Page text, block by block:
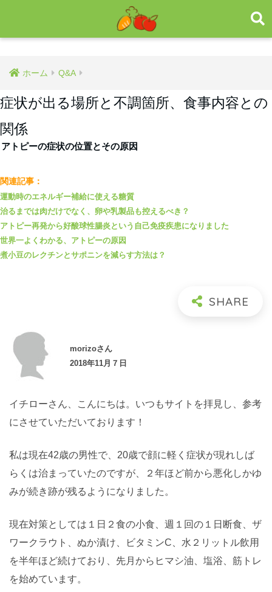
ホーム Q&A
症状が出る場所と不調箇所、食事内容との
関係
アトピーの症状の位置とその原因
関連記事：
運動時のエネルギー補給に使える糖質
治るまでは肉だけでなく、卵や乳製品も控えるべき？
アトピー再発から好酸球性腸炎という自己免疫疾患になりました
世界一よくわかる、アトピーの原因
煮小豆のレクチンとサポニンを減らす方法は？
morizoさん
2018年11月７日
イチローさん、こんにちは。いつもサイトを拝見し、参考
にさせていただいております！
私は現在42歳の男性で、20歳で顔に軽く症状が現れしば
らくは治まっていたのですが、２年ほど前から悪化しかゆ
みが続き跡が残るようになりました。
現在対策としては１日２食の小食、週１回の１日断食、ザ
ワークラウト、ぬか漬け、ビタミンC、水２リットル飲用
を半年ほど続けており、先月からヒマシ油、塩浴、筋トレ
を始めています。